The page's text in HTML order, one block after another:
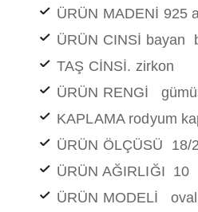
ÜRÜN MADENİ 925
ÜRÜN CINSİ bayan
TAŞ CİNSİ. zirkon
ÜRÜN RENGİ
KAPLAMA rodyum
ÜRÜN ÖLÇÜSÜ 18/
ÜRÜN AĞIRLIĞI
ÜRÜN MODELİ